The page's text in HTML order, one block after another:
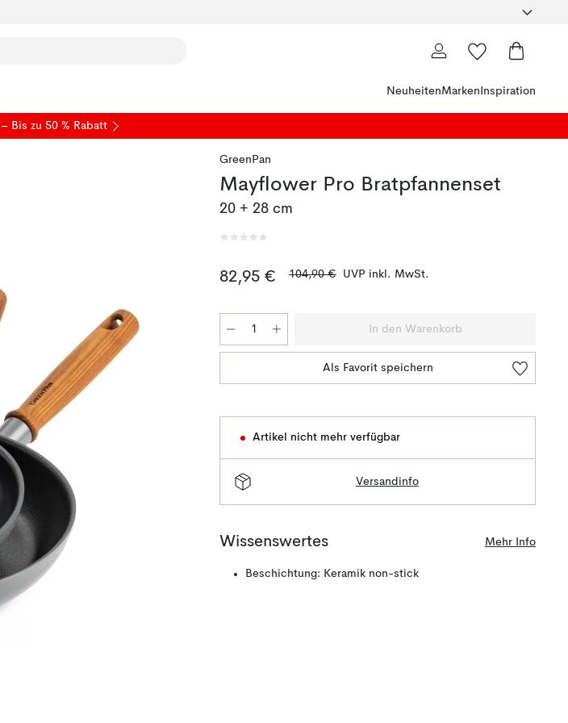
NeuheitenMarken Inspiration
– Bis zu 50 % Rabatt
GreenPan
Mayflower Pro Bratpfannenset
20 + 28 cm
82,95 € 104,90 € UVP inkl. MwSt.
In den Warenkorb
Als Favorit speichern
Artikel nicht mehr verfügbar
Versandinfo
Wissenswertes Mehr Info
Beschichtung: Keramik non-stick